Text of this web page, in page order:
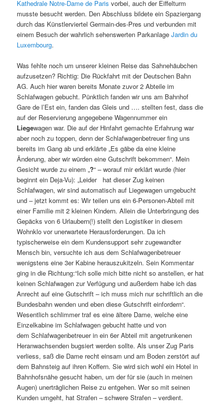
Kathedrale Notre-Dame de Paris vorbei, auch der Eiffelturm
musste besucht werden. Den Abschluss bildete ein Spaziergang
durch das Künstlerviertel Germain-des-Pres und verbunden mit
einem Besuch der wahrlich sehenswerten ParkanlageJardin du
Luxembourg.
Was fehlte noch um unserer kleinen Reise das Sahnehäubchen
aufzusetzen? Richtig: Die Rückfahrt mit der Deutschen Bahn
AG. Auch hier waren bereits Monate zuvor 2 Abteile im
Schlafwagen gebucht. Pünktlich fanden wir uns am Bahnhof
Gare de l’Est ein, fanden das Gleis und …. stellten fest, dass die
auf der Reservierung angegebene Wagennummer ein
Liegewagen war. Die auf der Hinfahrt gemachte Erfahrung war
aber noch zu toppen, denn der Schlafwagenbetreuer fing uns
bereits im Gang ab und erklärte „Es gäbe da eine kleine
Änderung, aber wir würden eine Gutschrift bekommen“. Mein
Gesicht wurde zu einem „?“ – worauf mir erklärt wurde (hier
beginnt ein Deja-Vu): „Leider hat dieser Zug keinen
Schlafwagen, wir sind automatisch auf Liegewagen umgebucht
und – jetzt kommt es: Wir teilen uns ein 6-Personen-Abteil mit
einer Familie mit 2 kleinen Kindern. Allein die Unterbringung des
Gepäcks von 6 Urlaubern(!) stellt den Logistiker in diesem
Wohnklo vor unerwartete Herausforderungen. Da ich
typischerweise ein dem Kundensupport sehr zugewandter
Mensch bin, versuchte ich aus dem Schlafwagenbetreuer
wenigstens eine 3er Kabine herauszukitzeln. Sein Kommentar
ging in die Richtung:“Ich solle mich bitte nicht so anstellen, er hat
keinen Schlafwagen zur Verfügung und außerdem habe ich das
Anrecht auf eine Gutschrift – ich muss mich nur schriftlich an die
Bundesbahn wenden und eben diese Gutschrift einfordern“.
Wesentlich schlimmer traf es eine ältere Dame, welche eine
Einzelkabine im Schlafwagen gebucht hatte und von
dem Schlafwagenbetreuer in ein 6er Abteil mit angetrunkenen
Heranwachsenden bugsiert werden sollte. Als unser Zug Paris
verliess, saß die Dame recht einsam und am Boden zerstört auf
dem Bahnsteig auf ihren Koffern. Sie wird sich wohl ein Hotel in
Bahnhofsnähe gesucht haben, um der für sie (auch in meinen
Augen) unerträglichen Reise zu entgehen. Wer so mit seinen
Kunden umgeht, hat Strafen – schwere Strafen – verdient.